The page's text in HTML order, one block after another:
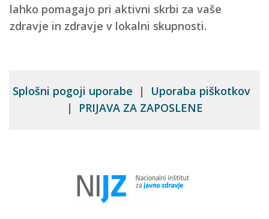
lahko pomagajo pri aktivni skrbi za vaše
zdravje in zdravje v lokalni skupnosti.
Splošni pogoji uporabe | Uporaba piškotkov
|
PRIJAVA ZA ZAPOSLENE